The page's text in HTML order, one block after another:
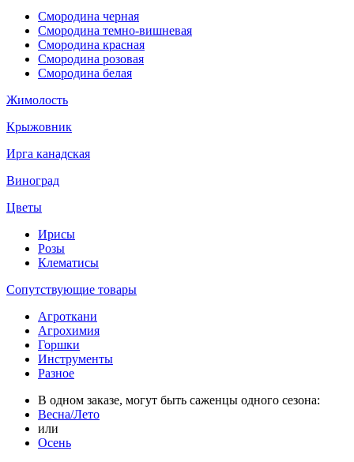
Смородина черная
Смородина темно-вишневая
Смородина красная
Смородина розовая
Смородина белая
Жимолость
Крыжовник
Ирга канадская
Виноград
Цветы
Ирисы
Розы
Клематисы
Сопутствующие товары
Агроткани
Агрохимия
Горшки
Инструменты
Разное
В одном заказе, могут быть саженцы одного сезона:
Весна/Лето
или
Осень